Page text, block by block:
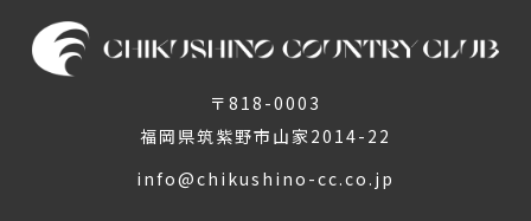
〒818-0003
福岡県筑紫野市山家2014-22
info@chikushino-cc.co.jp